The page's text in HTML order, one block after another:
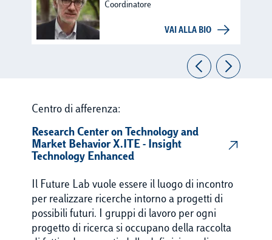
Coordinatore
VAI ALLA BIO
Centro di afferenza:
Research Center on Technology and
Market Behavior X.ITE - Insight
Technology Enhanced
Il Future Lab vuole essere il luogo di incontro
per realizzare ricerche intorno a progetti di
possibili futuri. I gruppi di lavoro per ogni
progetto di ricerca si occupano della raccolta